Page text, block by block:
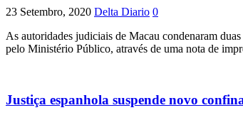
23 Setembro, 2020 Delta Diario 0
As autoridades judiciais de Macau condenaram
pelo Ministério Público, através de uma nota de
Justiça espanhola suspende novo